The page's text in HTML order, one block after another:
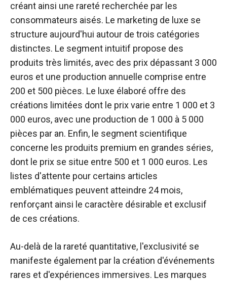
créant ainsi une rareté recherchée par les
consommateurs aisés. Le marketing de luxe se
structure aujourd'hui autour de trois catégories
distinctes. Le segment intuitif propose des
produits très limités, avec des prix dépassant 3 000
euros et une production annuelle comprise entre
200 et 500 pièces. Le luxe élaboré offre des
créations limitées dont le prix varie entre 1 000 et 3
000 euros, avec une production de 1 000 à 5 000
pièces par an. Enfin, le segment scientifique
concerne les produits premium en grandes séries,
dont le prix se situe entre 500 et 1 000 euros. Les
listes d'attente pour certains articles
emblématiques peuvent atteindre 24 mois,
renforçant ainsi le caractère désirable et exclusif
de ces créations.
Au-delà de la rareté quantitative, l'exclusivité se
manifeste également par la création d'événements
rares et d'expériences immersives. Les marques